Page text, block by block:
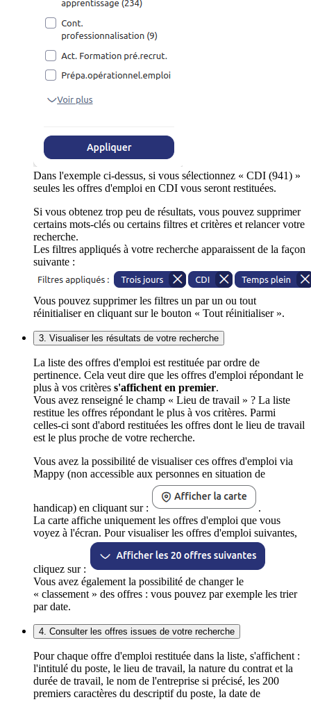
Dans l'exemple ci-dessus, si vous sélectionnez « CDI (941) »
seules les offres d'emploi en CDI vous seront restituées.
Si vous obtenez trop peu de résultats, vous pouvez supprimer
certains mots-clés ou certains filtres et critères et relancer votre
recherche.
Les filtres appliqués à votre recherche apparaissent de la façon
suivante :
Vous pouvez supprimer les filtres un par un ou tout
réinitialiser en cliquant sur le bouton « Tout réinitialiser ».
3. Visualiser les résultats de votre recherche
La liste des offres d'emploi est restituée par ordre de
pertinence. Cela veut dire que les offres d'emploi répondant le
plus à vos critères s'affichent en premier.
Vous avez renseigné le champ « Lieu de travail » ? La liste
restitue les offres répondant le plus à vos critères. Parmi
celles-ci sont d'abord restituées les offres dont le lieu de travail
est le plus proche de votre recherche.
Vous avez la possibilité de visualiser ces offres d'emploi via
Mappy (non accessible aux personnes en situation de
handicap) en cliquant sur :
.
La carte affiche uniquement les offres d'emploi que vous
voyez à l'écran. Pour visualiser les offres d'emploi suivantes,
cliquez sur :
Vous avez également la possibilité de changer le
« classement » des offres : vous pouvez par exemple les trier
par date.
4. Consulter les offres issues de votre recherche
Pour chaque offre d'emploi restituée dans la liste, s'affichent :
l'intitulé du poste, le lieu de travail, la nature du contrat et la
durée de travail, le nom de l'entreprise si précisé, les 200
premiers caractères du descriptif du poste, la date de